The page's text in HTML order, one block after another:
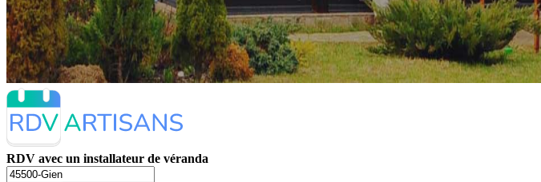
RDV avec un installateur de véranda